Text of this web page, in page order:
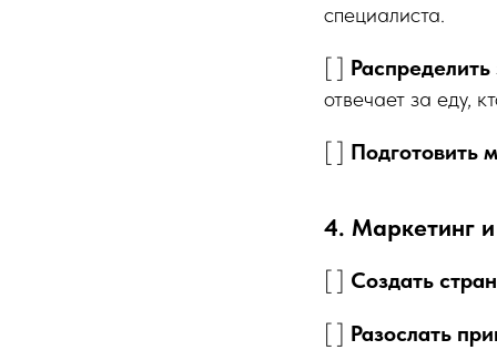
специалиста.
[ ]
отвечает за еду,
[ ] Подготовить
4. Маркетинг
[ ] Создать
[ ] Разослать